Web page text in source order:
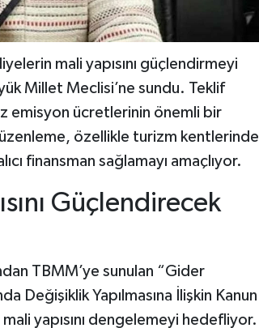
mali yapısını güçlendirmeyi
Millet Meclisi’ne sundu. Teklif
emisyon ücretlerinin önemli bir
özellikle turizm kentlerinde
finansman sağlamayı amaçlıyor.
Güçlendirecek
TBMM’ye sunulan “Gider
Değişiklik Yapılmasına İlişkin Kanun
yapısını dengelemeyi hedefliyor.